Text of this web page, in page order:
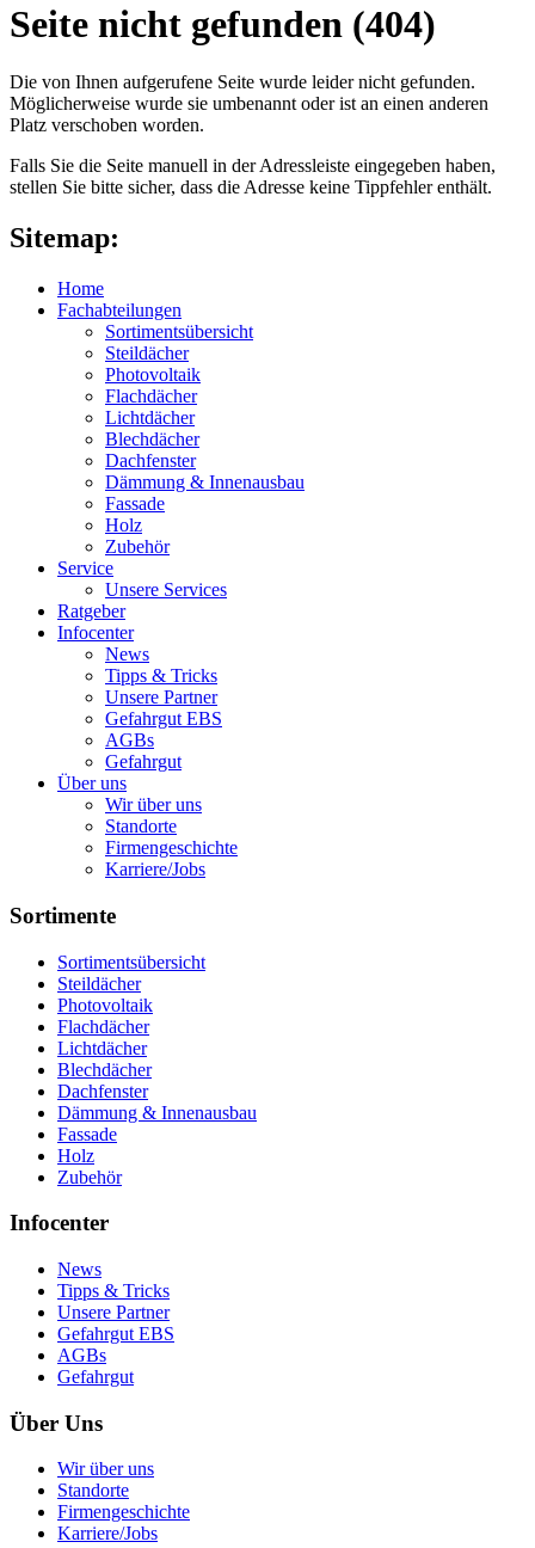
Seite nicht gefunden (404)
Die von Ihnen aufgerufene Seite wurde leider nicht gefunden.
Möglicherweise wurde sie umbenannt oder ist an einen anderen
Platz verschoben worden.
Falls Sie die Seite manuell in der Adressleiste eingegeben haben,
stellen Sie bitte sicher, dass die Adresse keine Tippfehler enthält.
Sitemap:
Home
Fachabteilungen
Sortimentsübersicht
Steildächer
Photovoltaik
Flachdächer
Lichtdächer
Blechdächer
Dachfenster
Dämmung & Innenausbau
Fassade
Holz
Zubehör
Service
Unsere Services
Ratgeber
Infocenter
News
Tipps & Tricks
Unsere Partner
Gefahrgut EBS
AGBs
Gefahrgut
Über uns
Wir über uns
Standorte
Firmengeschichte
Karriere/Jobs
Sortimente
Sortimentsübersicht
Steildächer
Photovoltaik
Flachdächer
Lichtdächer
Blechdächer
Dachfenster
Dämmung & Innenausbau
Fassade
Holz
Zubehör
Infocenter
News
Tipps & Tricks
Unsere Partner
Gefahrgut EBS
AGBs
Gefahrgut
Über Uns
Wir über uns
Standorte
Firmengeschichte
Karriere/Jobs